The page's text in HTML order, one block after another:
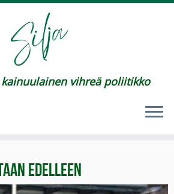
kainuulainen vihreä poliitikko
edelleen